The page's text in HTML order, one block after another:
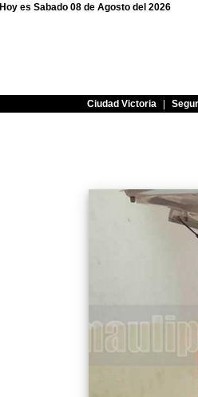
Hoy es Sabado 08 de Agosto del 2026
Ciudad Victoria